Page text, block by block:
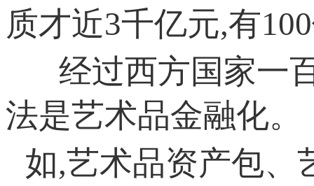
质才近3千亿元,有
经过西方国家一
法是艺术品金融化
如,艺术品资产包、